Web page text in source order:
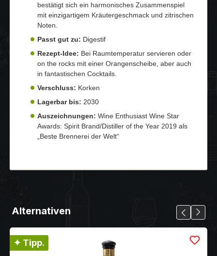
bestätigt sich ein harmonisches Zusammenspiel
mit einzigartigem Kräutergeschmack und zitrischen
Noten.
Passt gut zu: Digestif
Rezept-Idee: Bei Raumtemperatur servieren oder
on the rocks mit einer Orangenscheibe, aber auch
in fantastischen Cocktails.
Verschluss: Korken
Lagerbar bis: 2030
Auszeichnungen: Wine Enthusiast Wine Star
Awards: Spirit Brand/Distiller of the Year 2019 als
„Beste Brennerei der Welt“
Alternativen
✦ Tipp.